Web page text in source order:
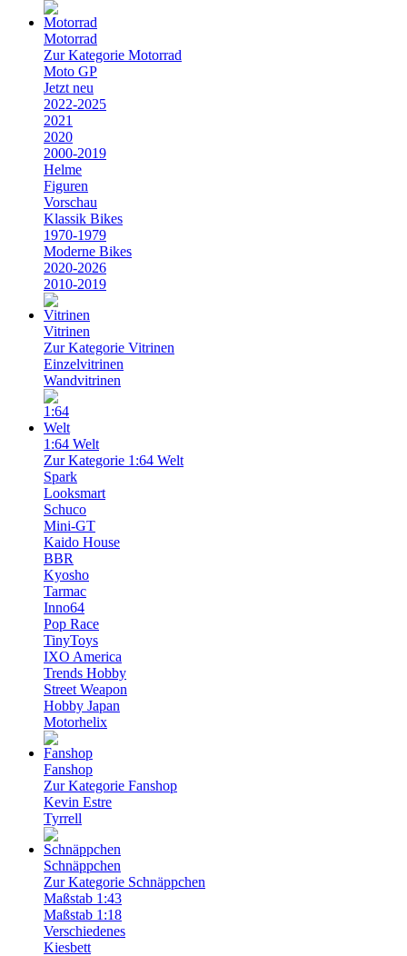
Motorrad
Zur Kategorie Motorrad
Moto GP
Jetzt neu
2022-2025
2021
2020
2000-2019
Helme
Figuren
Vorschau
Klassik Bikes
1970-1979
Moderne Bikes
2020-2026
2010-2019
Vitrinen
Zur Kategorie Vitrinen
Einzelvitrinen
Wandvitrinen
1:64 Welt
Zur Kategorie 1:64 Welt
Spark
Looksmart
Schuco
Mini-GT
Kaido House
BBR
Kyosho
Tarmac
Inno64
Pop Race
TinyToys
IXO America
Trends Hobby
Street Weapon
Hobby Japan
Motorhelix
Fanshop
Zur Kategorie Fanshop
Kevin Estre
Tyrrell
Schnäppchen
Zur Kategorie Schnäppchen
Maßstab 1:43
Maßstab 1:18
Verschiedenes
Kiesbett